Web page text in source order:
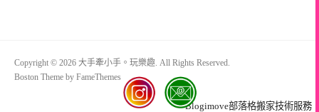
Copyright © 2026 大手牽小手。玩樂趣. All Rights Reserved.
Boston Theme by FameThemes
Blogimove部落格搬家技術服務